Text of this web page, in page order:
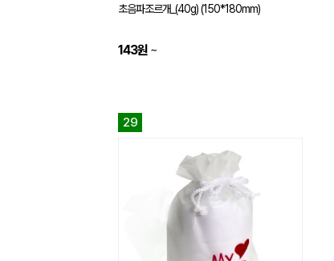
초음파조르개_(40g) (150*180mm)
143원 ~
29